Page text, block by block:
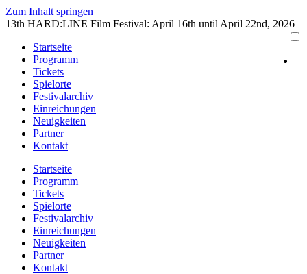
Zum Inhalt springen
13th HARD:LINE Film Festival: April 16th until April 22nd, 2026
Startseite
Programm
Tickets
Spielorte
Festivalarchiv
Einreichungen
Neuigkeiten
Partner
Kontakt
Startseite
Programm
Tickets
Spielorte
Festivalarchiv
Einreichungen
Neuigkeiten
Partner
Kontakt